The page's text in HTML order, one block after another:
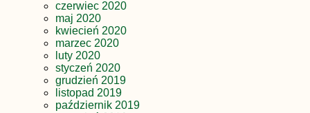
czerwiec 2020
maj 2020
kwiecień 2020
marzec 2020
luty 2020
styczeń 2020
grudzień 2019
listopad 2019
październik 2019